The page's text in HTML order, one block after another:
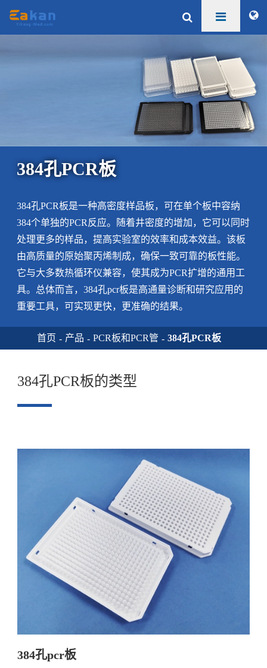
384孔PCR板
384孔PCR板是一种高密度样品板，可在单个板中容纳
384个单独的PCR反应。随着井密度的增加，它可以同时
处理更多的样品，提高实验室的效率和成本效益。该板
由高质量的原始聚丙烯制成，确保一致可靠的板性能。
它与大多数热循环仪兼容，使其成为PCR扩增的通用工
具。总体而言，384孔pcr板是高通量诊断和研究应用的
重要工具，可实现更快，更准确的结果。
首页 产品 PCR板和PCR管 384孔PCR板
384孔PCR板的类型
384孔pcr板